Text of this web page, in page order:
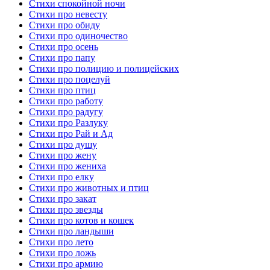
Стихи спокойной ночи
Стихи про невесту
Стихи про обиду
Стихи про одиночество
Стихи про осень
Стихи про папу
Стихи про полицию и полицейских
Стихи про поцелуй
Стихи про птиц
Стихи про работу
Стихи про радугу
Стихи про Разлуку
Стихи про Рай и Ад
Стихи про душу
Стихи про жену
Стихи про жениха
Стихи про елку
Стихи про животных и птиц
Стихи про закат
Стихи про звезды
Стихи про котов и кошек
Стихи про ландыши
Стихи про лето
Стихи про ложь
Стихи про армию